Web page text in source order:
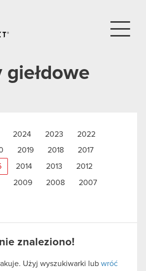
giełdowe
2024 2023
2022
2019 2018 2017
2014 2013 2012
2009 2008
2007
znaleziono!
Użyj wyszukiwarki lub wróć